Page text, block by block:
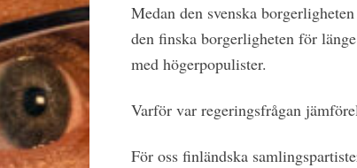
Medan den svenska
den finska borgerligheten för
med högerpopulister.
Varför var regeringsfrågan
För oss finländska